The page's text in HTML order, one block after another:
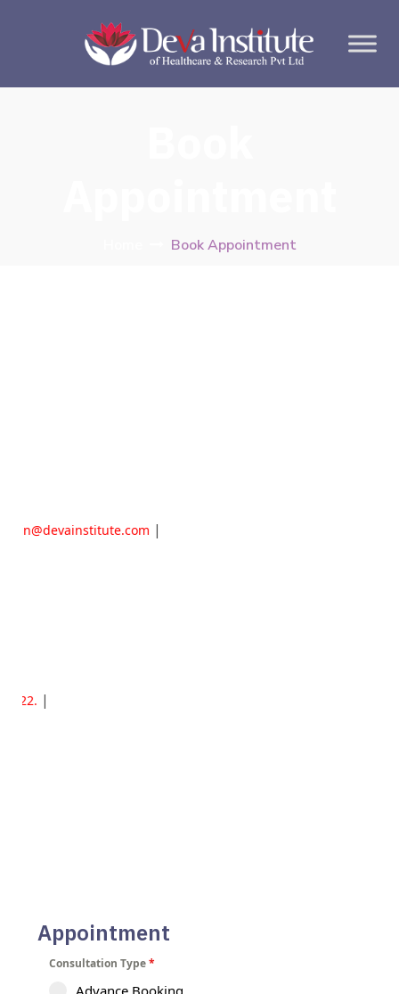
Book Appointment
|
|
Appointment
Consultation Type*
Advance Booking